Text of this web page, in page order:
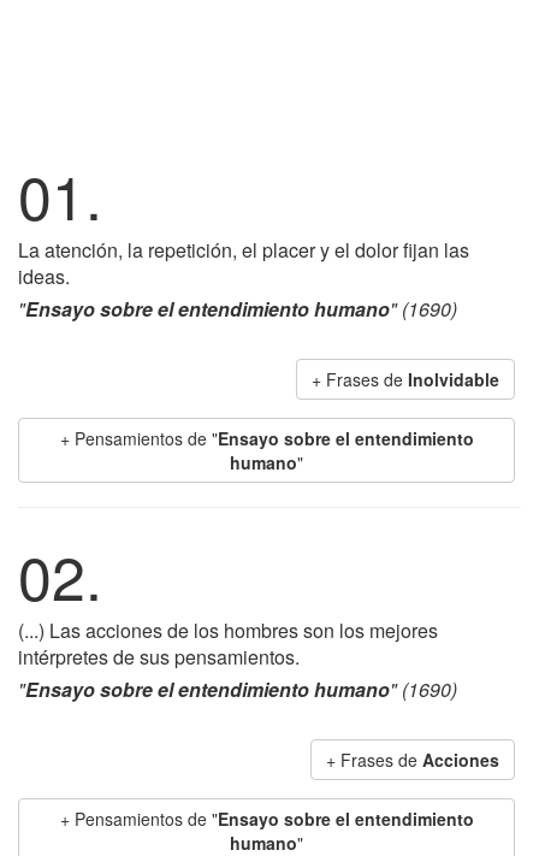
01.
La atención, la repetición, el placer y el dolor fijan las
ideas.
"Ensayo sobre el entendimiento humano" (1690)
+ Frases de Inolvidable
+ Pensamientos de "Ensayo sobre el entendimiento
humano"
02.
(...) Las acciones de los hombres son los mejores
intérpretes de sus pensamientos.
"Ensayo sobre el entendimiento humano" (1690)
+ Frases de Acciones
+ Pensamientos de "Ensayo sobre el entendimiento
humano"